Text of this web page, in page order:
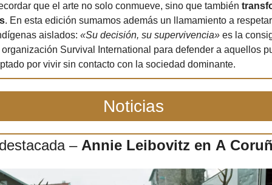
que el arte no solo conmueve, sino que también
. En esta edición sumamos además un llamamiento a
aislados: «Su decisión, su supervivencia» es la
Survival International para defender a aquellos
por vivir sin contacto con la sociedad dominante.
Noticias
– Annie Leibovitz en A